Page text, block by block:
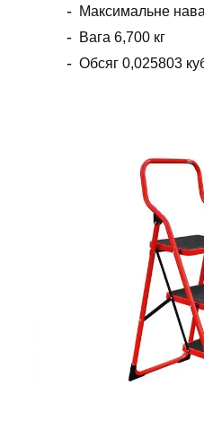
Максимальне
Вага 6,700 кг
Обсяг 0,025803